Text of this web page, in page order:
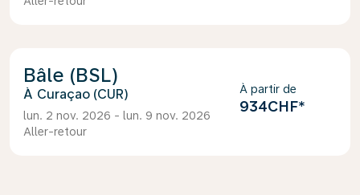
Bâle (BSL)
Curaçao (CUR)
lun. 2 nov. 2026 - lun. 9 nov. 2026
Aller-retour
À partir de
934CHF*